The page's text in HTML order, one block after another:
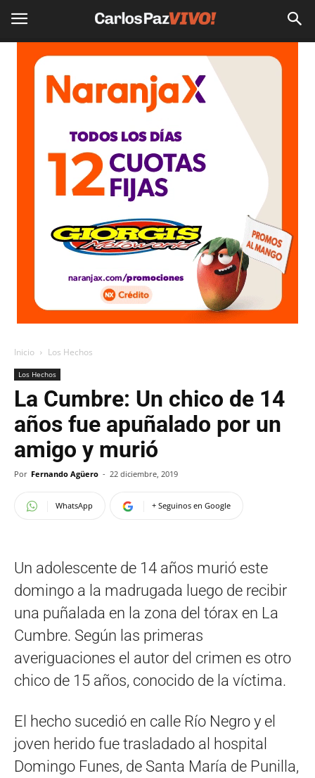
Inicio Los Hechos
Los Hechos
La Cumbre: Un chico de 14
años fue apuñalado por un
amigo y murió
Por Fernando Agüero - 22 diciembre, 2019
WhatsApp + Seguinos en Google
Un adolescente de 14 años murió este
domingo a la madrugada luego de recibir
una puñalada en la zona del tórax en La
Cumbre. Según las primeras
averiguaciones el autor del crimen es otro
chico de 15 años, conocido de la víctima.
El hecho sucedió en calle Río Negro y el
joven herido fue trasladado al hospital
Domingo Funes, de Santa María de Punilla,